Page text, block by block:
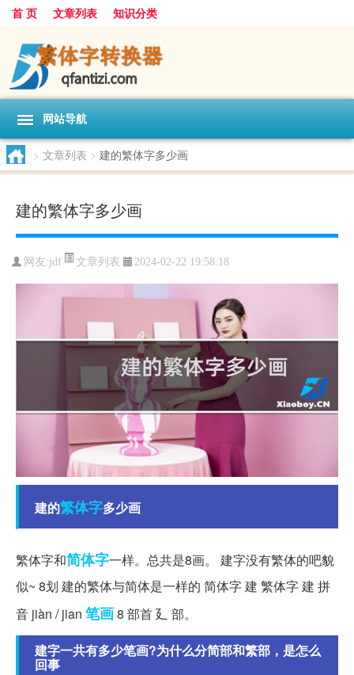
首 页 文章列表 知识分类
网站导航
> 文章列表 > 建的繁体字多少画
建的繁体字多少画
网友:jdf 文章列表 2024-02-22 19:58:18
建的繁体字多少画
繁体字和简体字一样。总共是8画。 建字没有繁体的吧貌
似~ 8划 建的繁体与简体是一样的 简体字 建 繁体字 建 拼
音 jiàn / jian 笔画8 部首 廴 部。
建字一共有多少笔画?为什么分简部和繁部，是怎么
回事